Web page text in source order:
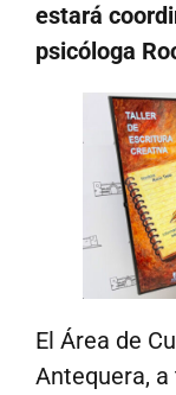
estará
psicóloga
El Área de
Antequera,